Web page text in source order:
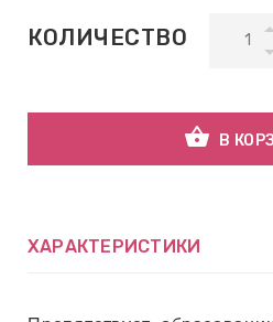
КОЛИЧЕСТВО
shopping_basket В
ХАРАКТЕРИСТИКИ